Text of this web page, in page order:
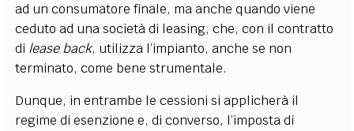
ad un consumatore finale, ma anche quando viene
ceduto ad una società di leasing, che, con il contratto
di lease back, utilizza l’impianto, anche se non
terminato, come bene strumentale.
Dunque, in entrambe le cessioni si applicherà il
regime di esenzione e, di converso, l’imposta di